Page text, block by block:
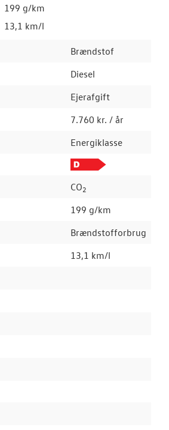
199 g/km
13,1 km/l
Brændstof
Diesel
Ejerafgift
7.760 kr. / år
Energiklasse
CO2
199 g/km
Brændstofforbrug
13,1 km/l